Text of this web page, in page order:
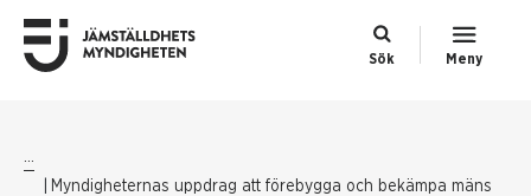
Sök Meny
...
Myndigheternas uppdrag att förebygga och bekämpa mäns